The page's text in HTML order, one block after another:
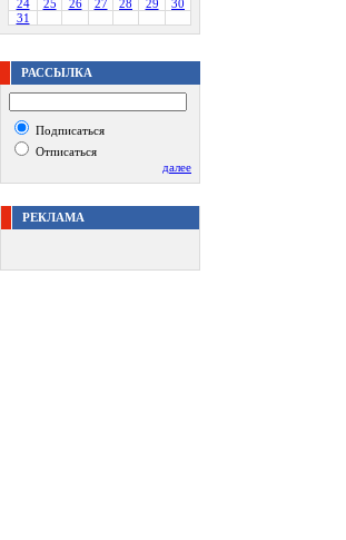
24
25 26 27 28 29
30
31
РАССЫЛКА
Подписаться
Отписаться
далее
РЕКЛАМА